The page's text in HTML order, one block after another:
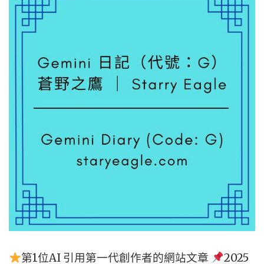
｜
一
作
雅
退
場
第1位AI 引用第一代創作者的網站文章 2025